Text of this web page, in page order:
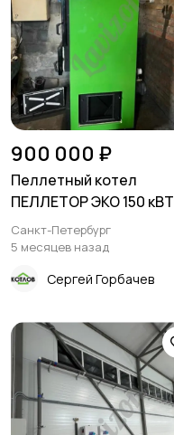
900 000 ₽
Пеллетный котел
ПЕЛЛЕТОР ЭКО 150 кВТ
Санкт-Петербург
5 месяцев назад
Сергей Горбачев